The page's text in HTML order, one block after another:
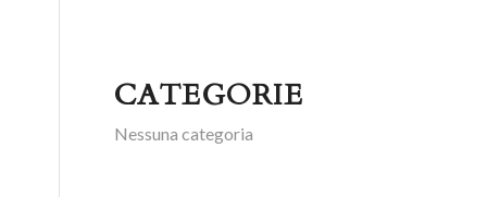
CATEGORIE
Nessuna categoria